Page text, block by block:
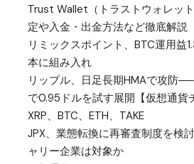
Trust Wallet（トラストウォレッ
定や入金・出金方法など徹底解説
リミックスポイント、BTC運用益
本に組み入れ
リップル、日足長期HMAで攻防
で0.95ドルを試す展開【仮想通貨
XRP、BTC、ETH、TAKE
JPX、業態転換に再審査制度を検
ャリー企業は対象か